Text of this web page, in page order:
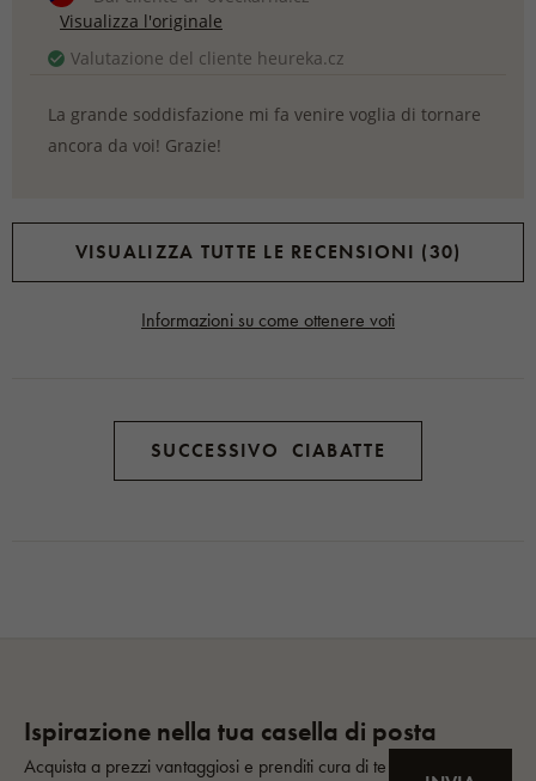
Visualizza l'originale
Valutazione del cliente heureka.cz
La grande soddisfazione mi fa venire voglia di tornare
ancora da voi! Grazie!
VISUALIZZA TUTTE LE RECENSIONI (30)
Informazioni su come ottenere voti
SUCCESSIVO CIABATTE